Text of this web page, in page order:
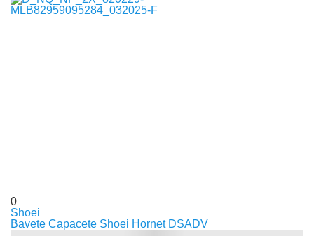
0
Shoei
Bavete Capacete Shoei Hornet DSADV